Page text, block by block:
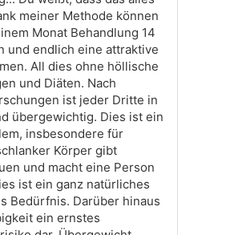
meiner Methode können
Monat Behandlung 14
und endlich eine attraktive
All dies ohne höllische
und Diäten. Nach
ist jeder Dritte in
übergewichtig. Dies ist ein
insbesondere für
Körper gibt
und macht eine Person
ist ein ganz natürliches
Bedürfnis. Darüber hinaus
ein ernstes